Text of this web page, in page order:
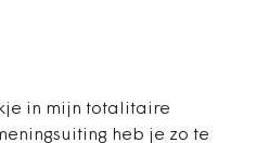
in mijn totalitaire
heb je zo te